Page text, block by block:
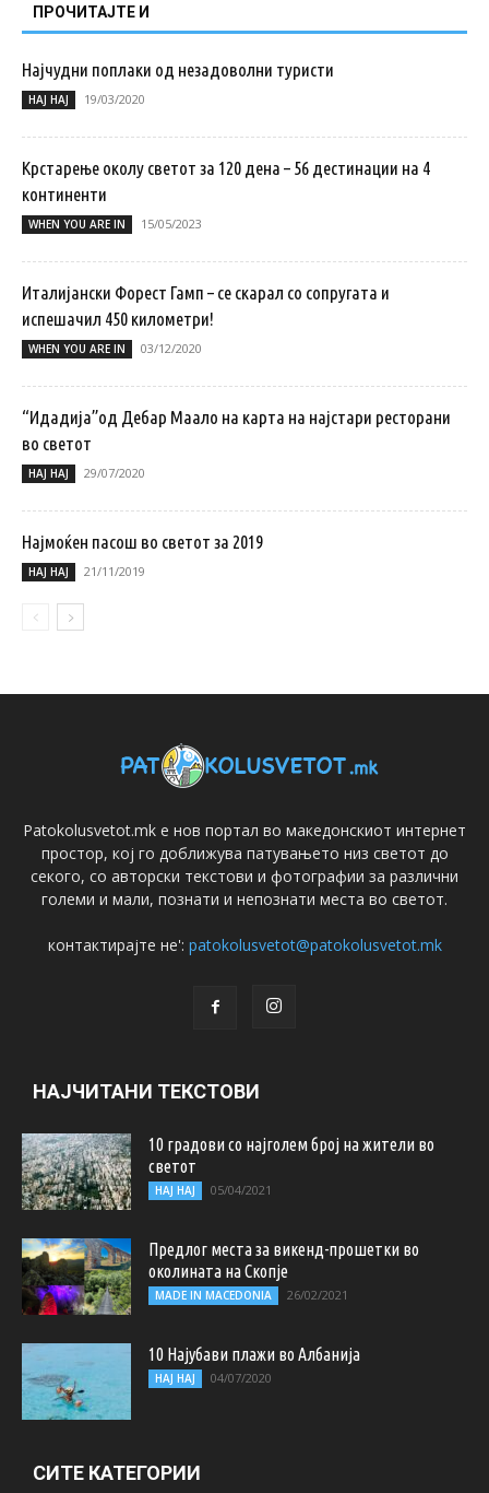
ПРОЧИТАЈТЕ И
Најчудни поплаки од незадоволни туристи
НАЈ НАЈ 19/03/2020
Крстарење околу светот за 120 дена – 56 дестинации на 4
континенти
WHEN YOU ARE IN 15/05/2023
Италијански Форест Гамп – се скарал со сопругата и
испешачил 450 километри!
WHEN YOU ARE IN 03/12/2020
“Идадија”од Дебар Маало на карта на најстари ресторани
во светот
НАЈ НАЈ 29/07/2020
Најмоќен пасош во светот за 2019
НАЈ НАЈ 21/11/2019
Patokolusvetot.mk е нов портал во македонскиот интернет
простор, кој го доближува патувањето низ светот до
секого, со авторски текстови и фотографии за различни
големи и мали, познати и непознати места во светот.
контактирајте не': patokolusvetot@patokolusvetot.mk
НАЈЧИТАНИ ТЕКСТОВИ
10 градови со најголем број на жители во
светот
НАЈ НАЈ 05/04/2021
Предлог места за викенд-прошетки во
околината на Скопје
MADE IN MACEDONIA 26/02/2021
10 Најубави плажи во Албанија
НАЈ НАЈ 04/07/2020
СИТЕ КАТЕГОРИИ